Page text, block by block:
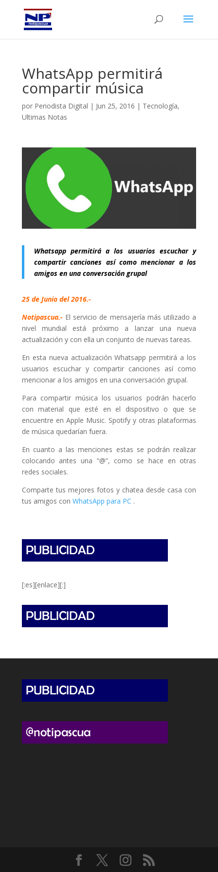
WhatsApp permitirá
compartir música
por Periodista Digital | Jun 25, 2016 | Tecnología,
Ultimas Notas
Whatsapp permitirá a los usuarios escuchar y
compartir canciones así como mencionar a los
amigos en una conversación grupal
25 de Junio del 2016.-
Notipascua.- El servicio de mensajería más utilizado a
nivel mundial está próximo a lanzar una nueva
actualización y con ella un conjunto de nuevas tareas.
En esta nueva actualización Whatsapp permitirá a los
usuarios escuchar y compartir canciones así como
mencionar a los amigos en una conversación grupal.
Para compartir música los usuarios podrán hacerlo
con material que esté en el dispositivo o que se
encuentre en Apple Music. Spotify y otras plataformas
de música quedarían fuera.
En cuanto a las menciones estas se podrán realizar
colocando antes una “@”, como se hace en otras
redes sociales.
Comparte tus mejores fotos y chatea desde casa con
tus amigos con WhatsApp para PC .
[:es][enlace][:]